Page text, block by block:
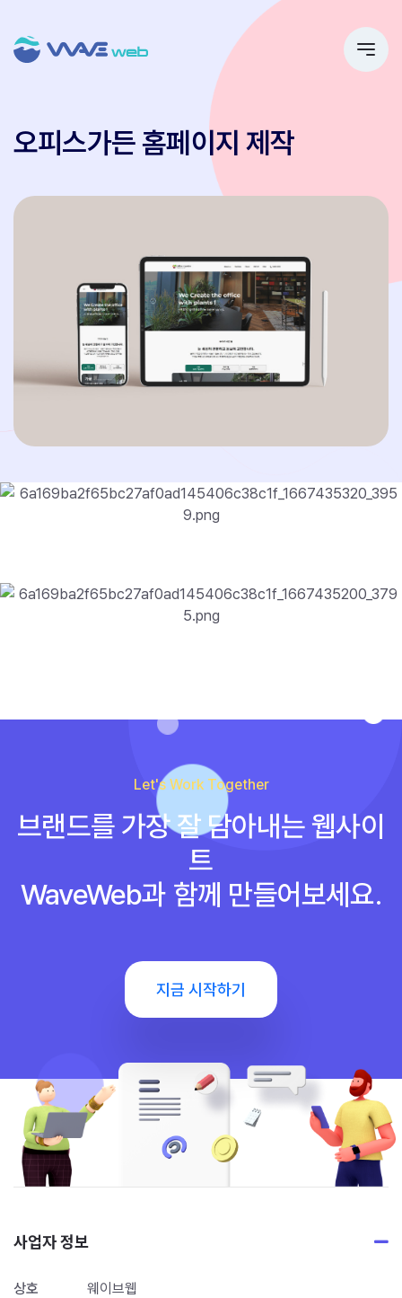
오피스가든 홈페이지 제작
Let's Work Together
브랜드를 가장 잘 담아내는 웹사이
트
WaveWeb과 함께 만들어보세요.
지금 시작하기
사업자 정보
상호
웨이브웹